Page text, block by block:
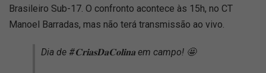
Brasileiro Sub-17. O confronto acontece às 15h, no CT
Manoel Barradas, mas não terá transmissão ao vivo.
Dia de #𝐂𝐫𝐢𝐚𝐬𝐃𝐚𝐂𝐨𝐥𝐢𝐧𝐚 em campo! 🤩